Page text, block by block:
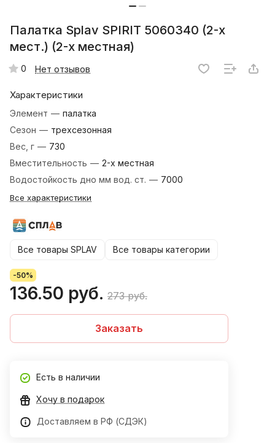
Палатка Splav SPIRIT 5060340 (2-х
мест.) (2-х местная)
0 Нет отзывов
Характеристики
Элемент — палатка
Сезон — трехсезонная
Вес, г — 730
Вместительность — 2-х местная
Водостойкость дно мм вод. ст. — 7000
Все характеристики
Все товары SPLAV Все товары категории
-50%
136.50 руб. 273 руб.
Заказать
Есть в наличии
Хочу в подарок
Доставляем в РФ (СДЭК)